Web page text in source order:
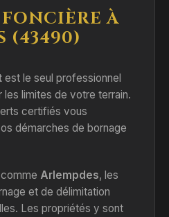
À
(43490)
est le seul professionnel
les limites de votre terrain.
certifiés vous
démarches de bornage
Arlempdes, les
et de délimitation
Les propriétés y sont